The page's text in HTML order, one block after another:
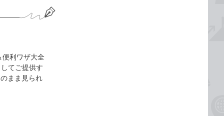
便利ワザ大全
てご提供す
まま見られ